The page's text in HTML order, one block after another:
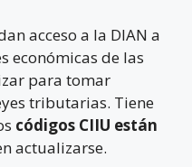
acceso a la DIAN a
económicas de las
para tomar
tributarias. Tiene
códigos CIIU están
actualizarse.